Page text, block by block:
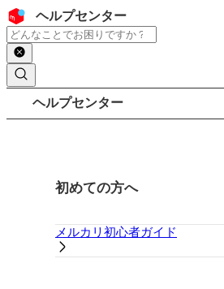
コンテンツにスキップ
ヘッダー
ヘルプセンター
検索
パンくずリスト
ヘルプセンター
サイドバー
初めての方へ
メルカリ初心者ガイド